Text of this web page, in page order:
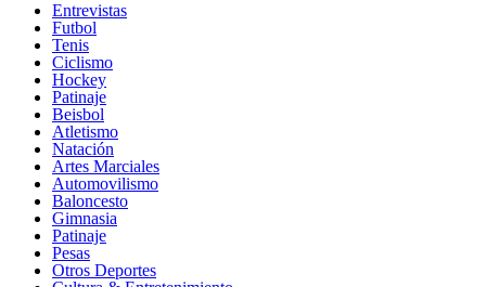
Entrevistas
Futbol
Tenis
Ciclismo
Hockey
Patinaje
Beisbol
Atletismo
Natación
Artes Marciales
Automovilismo
Baloncesto
Gimnasia
Patinaje
Pesas
Otros Deportes